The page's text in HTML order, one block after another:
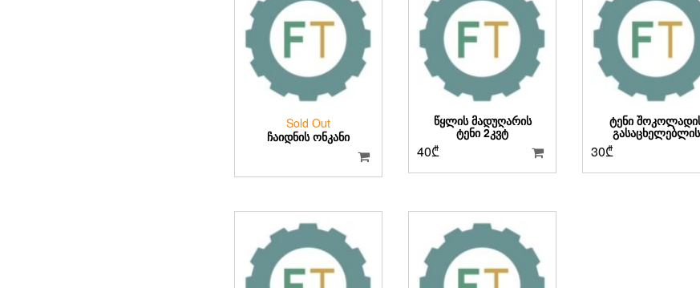
Sold Out
ᲩᲐᲘᲓᲜᲘᲡ ᲝᲜᲙᲐᲜᲘ
ᲬᲧᲚᲘᲡ ᲛᲐᲓᲣᲦᲐᲠᲘᲡ
ᲢᲔᲜᲘ 2ᲙᲕᲢ
40₾
ᲢᲔᲜᲘ
ᲒᲐᲡᲐᲪᲮᲔᲚᲔᲑᲚᲘᲡ
30₾